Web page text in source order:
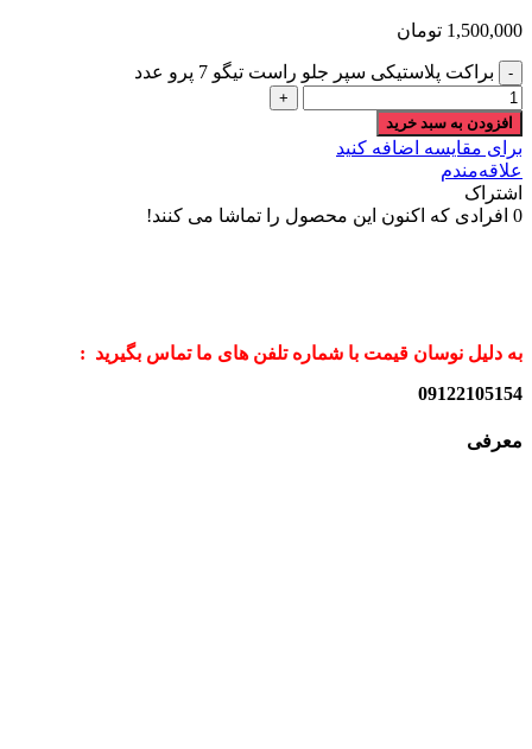
1,500,000 تومان
براکت پلاستیکی سپر جلو راست تیگو 7 پرو عدد
افزودن به سبد خرید
برای مقایسه اضافه کنید
علاقه‌مندم
اشتراک
0 افرادی که اکنون این محصول را تماشا می کنند!
به دلیل نوسان قیمت با شماره تلفن های ما تماس بگیرید :
09122105154
معرفی